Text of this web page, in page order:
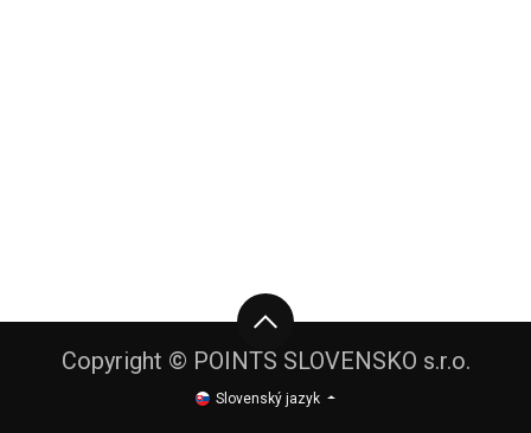
Copyright © POINTS SLOVENSKO s.r.o.
Slovenský jazyk